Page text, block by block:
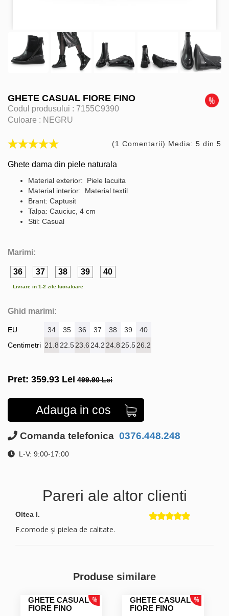
GHETE CASUAL FIORE FINO
Codul produsului : 7155C9390
Culoare : NEGRU
(1 Comentarii) Media: 5 din 5
Ghete dama din piele naturala
Material exterior: Piele lacuita
Material interior: Material textil
Brant: Captusit
Talpa: Cauciuc, 4 cm
Stil: Casual
Marimi:
36 37 38 39 40
Livrare in 1-2 zile lucratoare
Ghid marimi:
EU
Centimetri
34 35 36 37 38 39
40
21.8 22.523.6 24.2 24.8 25.526.2
Pret: 359.93 Lei 499.90 Lei
Adauga in cos
Comanda telefonica 0376.448.248
L-V: 9:00-17:00
Pareri ale altor clienti
Oltea I.
F.comode și pielea de calitate.
Produse similare
GHETE CASUAL
FIORE FINO
GHETE CASUAL
FIORE FINO